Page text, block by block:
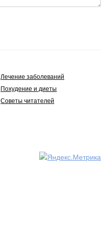
Лечение заболеваний
Похудение и диеты
Советы читателей